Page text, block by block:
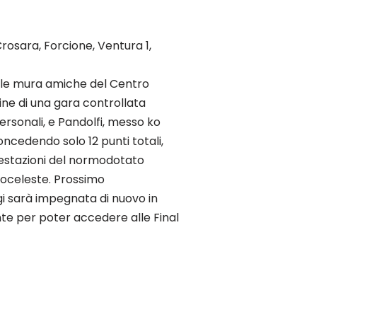
Forcione, Ventura 1,
mura amiche del Centro
di una gara controllata
e Pandolfi, messo ko
solo 12 punti totali,
del normodotato
Prossimo
sarà impegnata di nuovo in
per poter accedere alle Final